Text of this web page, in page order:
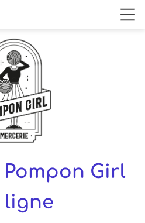
Girl
ligne